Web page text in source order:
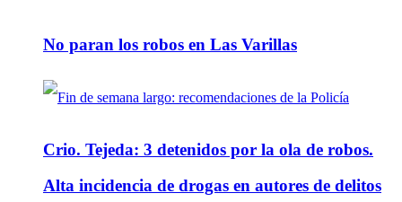
No paran los robos en Las Varillas
Crio. Tejeda: 3 detenidos por la ola de robos.
Alta incidencia de drogas en autores de delitos